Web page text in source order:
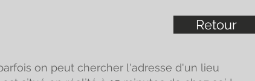
Retour
on peut chercher l'adresse d'un lieu